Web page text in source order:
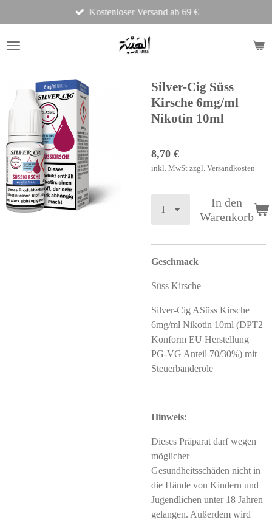
Hauptinhalt
springen
Kostenloser Versand ab 69 €
Silver-Cig Süss
Kirsche 6mg/ml
Nikotin 10ml
8,70 €
inkl. MwSt zzgl. Versandkosten
In den
Warenkorb
Geschmack
Süss Kirsche
Silver-Cig ASüss Kirsche
6mg/ml Nikotin 10ml (DPT2
Konform EU Herstellung
PG-VG Anteil 70/30%) mit
Steuerbanderole
Hinweis:
Dieses Präparat darf wegen
möglicher
Gesundheitsschäden nicht in
die Hände von Kindern und
Jugendlichen unter 18 Jahren
gelangen. Außerdem wird